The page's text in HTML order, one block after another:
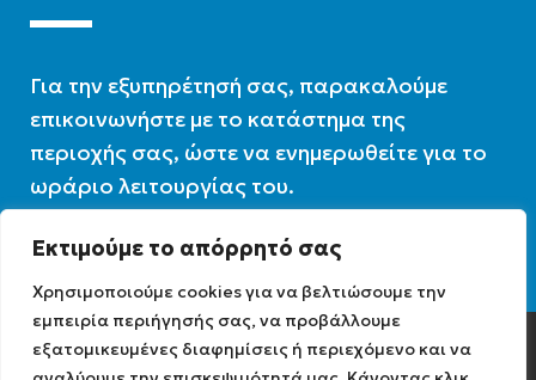
Εκτιμούμε το απόρρητό σας
Χρησιμοποιούμε cookies για να βελτιώσουμε την
εμπειρία περιήγησής σας, να προβάλλουμε
εξατομικευμένες διαφημίσεις ή περιεχόμενο και να
Για την εξυπηρέτησή σας, παρακαλούμε
επικοινωνήστε με το κατάστημα της
περιοχής σας, ώστε να ενημερωθείτε για το
ωράριο λειτουργίας του.
Ωράριο λειτουργίας : 07:30 – 16:00
Diathermiki.gr © 2022